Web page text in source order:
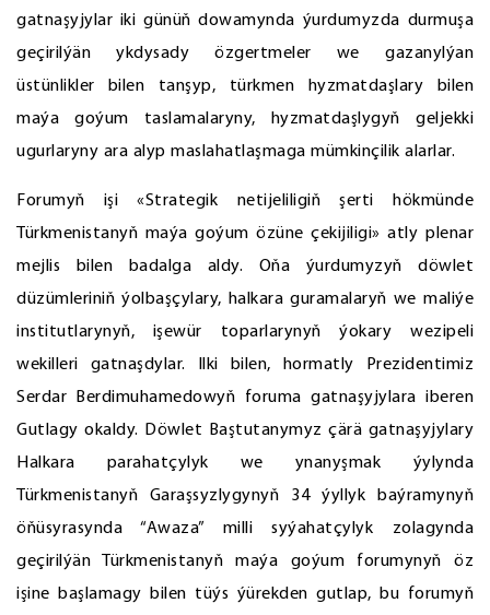
gatnaşyjylar iki günüň dowamynda ýurdumyzda durmuşa
geçirilýän ykdysady özgertmeler we gazanylýan
üstünlikler bilen tanşyp, türkmen hyzmatdaşlary bilen
maýa goýum taslamalaryny, hyzmatdaşlygyň geljekki
ugurlaryny ara alyp maslahatlaşmaga mümkinçilik alarlar.
Forumyň işi «Strategik netijeliligiň şerti hökmünde
Türkmenistanyň maýa goýum özüne çekijiligi» atly plenar
mejlis bilen badalga aldy. Oňa ýurdumyzyň döwlet
düzümleriniň ýolbaşçylary, halkara guramalaryň we maliýe
institutlarynyň, işewür toparlarynyň ýokary wezipeli
wekilleri gatnaşdylar. Ilki bilen, hormatly Prezidentimiz
Serdar Berdimuhamedowyň foruma gatnaşyjylara iberen
Gutlagy okaldy. Döwlet Baştutanymyz çärä gatnaşyjylary
Halkara parahatçylyk we ynanyşmak ýylynda
Türkmenistanyň Garaşsyzlygynyň 34 ýyllyk baýramynyň
öňüsyrasynda “Awaza” milli syýahatçylyk zolagynda
geçirilýän Türkmenistanyň maýa goýum forumynyň öz
işine başlamagy bilen tüýs ýürekden gutlap, bu forumyň